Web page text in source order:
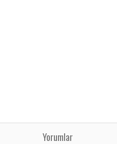
Yorumlar